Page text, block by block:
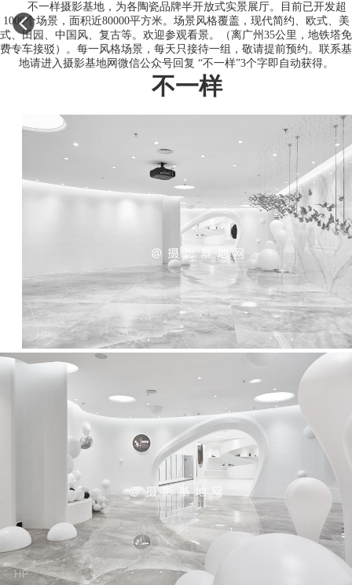
不一样摄影基地，为各陶瓷品牌半开放式实景展厅。目前已开发超
1000个场景，面积近80000平方米。场景风格覆盖，现代简约、欧式、美
式、田园、中国风、复古等。欢迎参观看景。（离广州35公里，地铁塔免
费专车接驳）。每一风格场景，每天只接待一组，敬请提前预约。联系基
地请进入摄影基地网微信公众号回复 “不一样”3个字即自动获得。
不一样